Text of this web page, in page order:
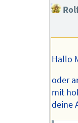
Hallo
oder
mit
deine